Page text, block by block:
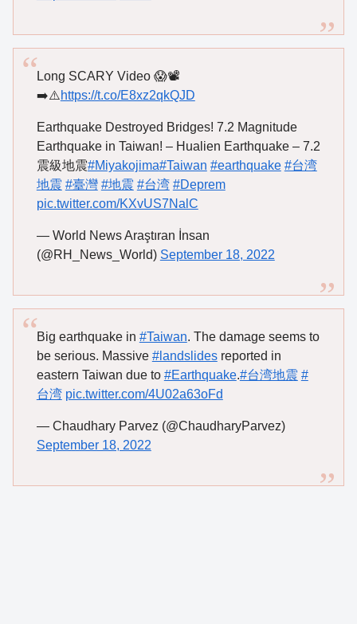
Long SCARY Video 😱📽️
➡️⚠️https://t.co/E8xz2qkQJD
Earthquake Destroyed Bridges! 7.2 Magnitude
Earthquake in Taiwan! – Hualien Earthquake – 7.2
震級地震#Miyakojima#Taiwan #earthquake #台湾
地震 #臺灣 #地震 #台湾 #Deprem
pic.twitter.com/KXvUS7NalC
— World News Araştıran İnsan
(@RH_News_World) September 18, 2022
Big earthquake in #Taiwan. The damage seems to
be serious. Massive #landslidesreported in
eastern Taiwan due to #Earthquake.#台湾地震 #
台湾 pic.twitter.com/4U02a63oFd
— Chaudhary Parvez (@ChaudharyParvez)
September 18, 2022